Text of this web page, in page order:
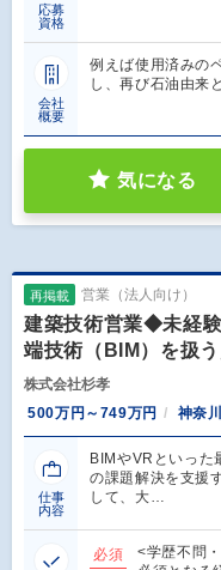
応募
資格
会社
概要
例えば使用済みの
し、再び石油由来
気になる
再掲載 営業（法人向け）
建築技術営業◆未経
端技術（BIM）を扱
株式会社杉孝
500万円～749万円
神奈
仕事
内容
BIMやVRといった
の課題解決を支援
して、大…
必須
<学歴不問